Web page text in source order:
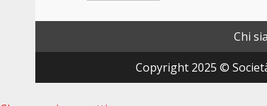
Chi
Copyright 2025 ©